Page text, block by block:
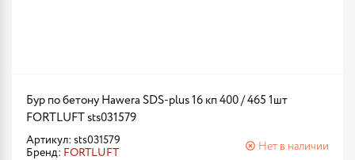
Бур по бетону Hawera SDS-plus 16 кп 400 / 465 1шт
FORTLUFT sts031579
Артикул: sts031579
Бренд: FORTLUFT
Нет в наличии